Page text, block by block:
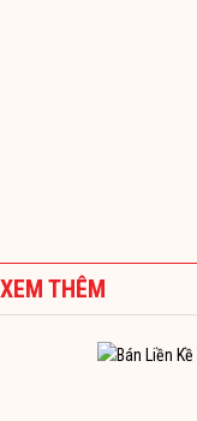
XEM THÊM